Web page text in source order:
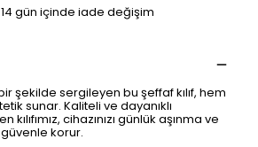
14 gün içinde iade değişim
şekilde sergileyen bu şeffaf kılıf, hem
sunar. Kaliteli ve dayanıklı
cihazınızı günlük aşınma ve
korur.